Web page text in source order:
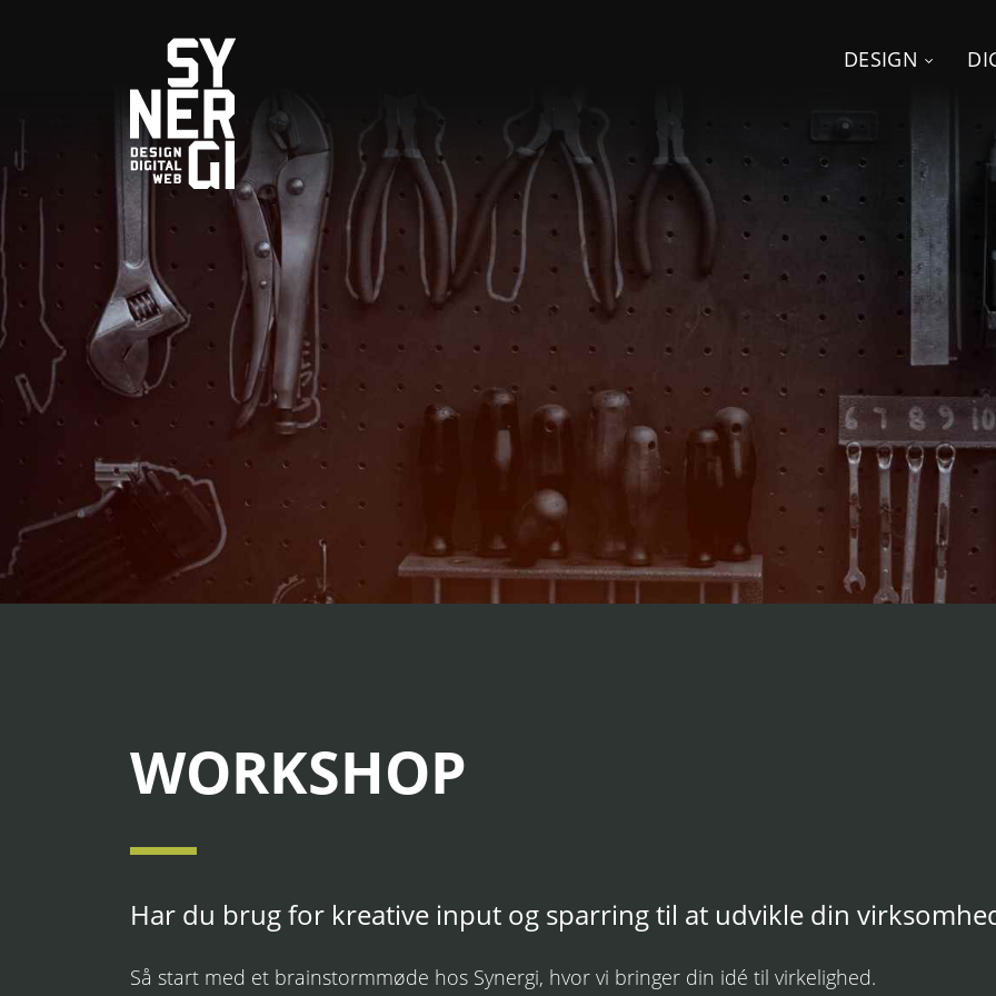
DESIGN
WORKSHOP
Har du brug for kreative input og sparring til at udvikle din
Så start med et brainstormmøde hos Synergi, hvor vi bringer din idé til virkelighed.